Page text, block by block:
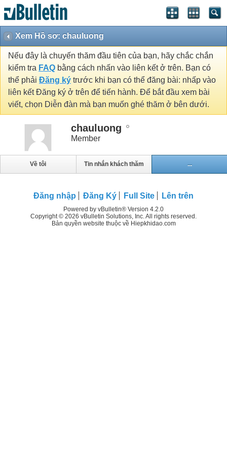
Xem Hồ sơ: chauluong
Nếu đây là chuyến thăm đầu tiên của bạn, hãy chắc chắn
kiểm tra FAQ bằng cách nhấn vào liên kết ở trên. Bạn có
thể phải Đăng ký trước khi bạn có thể đăng bài: nhấp vào
liên kết Đăng ký ở trên để tiến hành. Để bắt đầu xem bài
viết, chọn Diễn đàn mà bạn muốn ghé thăm ở bên dưới.
chauluong
Member
Về tôi Tin nhắn khách thăm ...
Đăng nhập Đăng Ký Full Site Lên trên
Powered by vBulletin® Version 4.2.0
Copyright © 2026 vBulletin Solutions, Inc. All rights reserved.
Bản quyền website thuộc về Hiepkhidao.com